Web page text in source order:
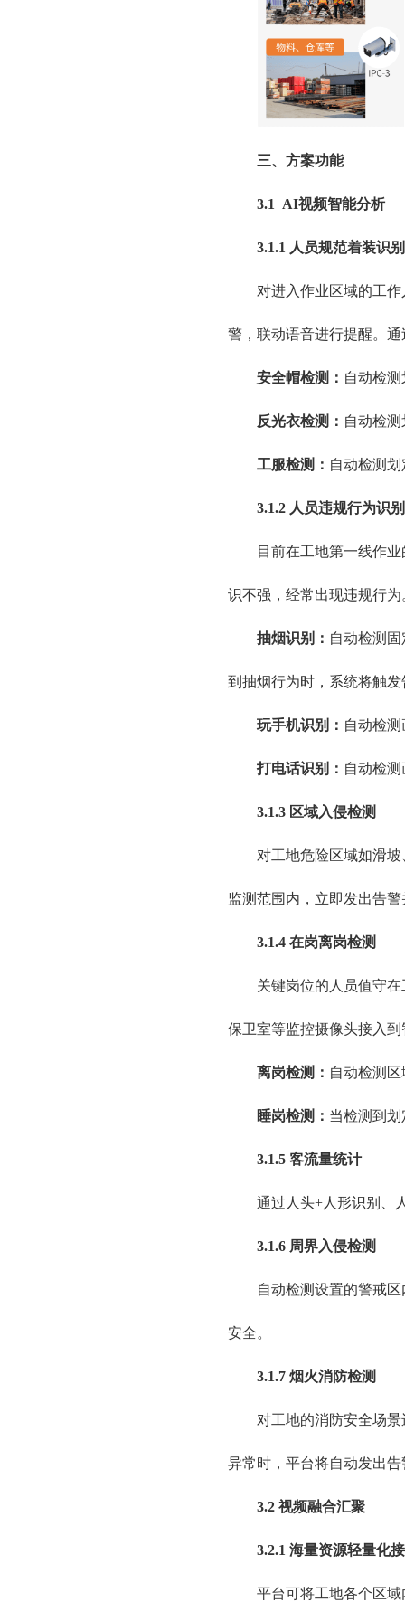
三、方案功能
3.1 AI视频智能分析
3.1.1 人员规范着装识别
对进入作业区域的工
警，联动语音进行提醒。
安全帽检测： 自动检
反光衣检测： 自动检
工服检测： 自动检测
3.1.2 人员违规行为识别
目前在工地第一线作
识不强，经常出现违规行
抽烟识别： 自动检测
到抽烟行为时，系统将触
玩手机识别： 自动检
打电话识别： 自动检
3.1.3 区域入侵检测
对工地危险区域如滑
监测范围内，立即发出告
3.1.4 在岗离岗检测
关键岗位的人员值守
保卫室等监控摄像头接入
离岗检测： 自动检测
睡岗检测： 当检测到
3.1.5 客流量统计
通过人头+人形识别、
3.1.6 周界入侵检测
自动检测设置的警戒
安全。
3.1.7 烟火消防检测
对工地的消防安全场
异常时，平台将自动发出
3.2 视频融合汇聚
3.2.1 海量资源轻量化
平台可将工地各个区